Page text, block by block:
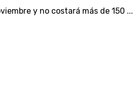
y no costará más de 150 ...